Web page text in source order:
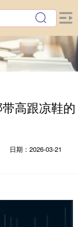
高跟凉鞋的
日期：2026-03-21